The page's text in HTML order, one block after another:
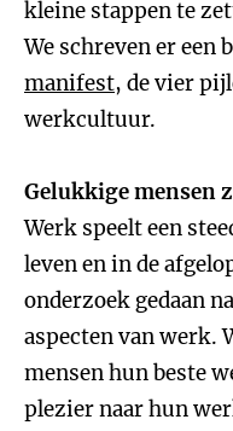
kleine stappen te
We schreven er een
manifest, de vier
werkcultuur.
Gelukkige mensen
Werk speelt een
leven en in de
onderzoek gedaan
aspecten van werk.
mensen hun beste
plezier naar hun